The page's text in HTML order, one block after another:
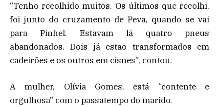
“Tenho recolhido muitos. Os últimos que recolhi,
foi junto do cruzamento de Peva, quando se vai
para Pinhel. Estavam lá quatro pneus
abandonados. Dois já estão transformados em
cadeirões e os outros em cisnes”, contou.
A mulher, Olívia Gomes, está “contente e
orgulhosa” com o passatempo do marido.